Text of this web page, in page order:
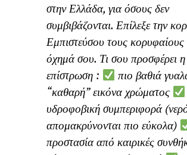
στην Ελλάδα, για όσους δεν
συμβιβάζονται. Επίλεξε την
Εμπιστεύσου τους κορυφαίους
όχημά σου. Τι σου προσφέρει
επίστρωση :
πιο βαθιά
“καθαρή” εικόνα χρώματος
υδροφοβική συμπεριφορά
απομακρύνονται πιο εύκολα)
προστασία από καιρικές